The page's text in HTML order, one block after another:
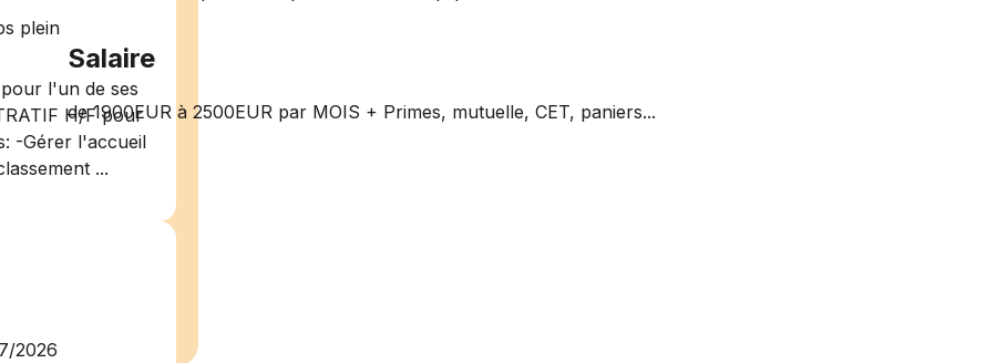
plein
l'un de ses
H/F pour
-Gérer l'accueil
...
2026
Salaire
de 1900EUR à 2500EUR par MOIS + Primes, mutuelle, CET, paniers...